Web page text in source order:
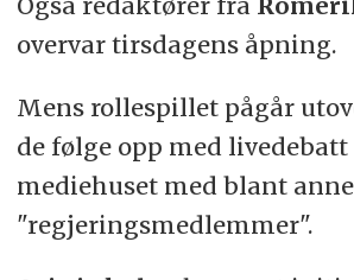
overvar tirsdagens åpning.
Mens rollespillet pågår
de følge opp med livedebatt
mediehuset med blant
"regjeringsmedlemmer".